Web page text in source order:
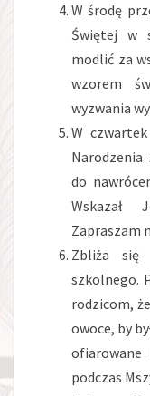
W środę
Świętej w
modlić za
wzorem
wyzwania
W
Narodzenia
do
Wskazał
Zapraszam
Zbliża się
szkolnego.
rodzicom,
owoce, by
ofiarowane
podczas